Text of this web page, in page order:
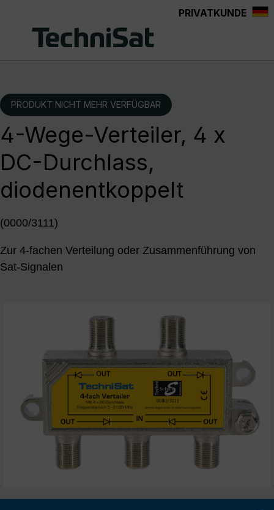
PRIVATKUNDE
PRODUKT NICHT MEHR VERFÜGBAR
4-Wege-Verteiler, 4 x
DC-Durchlass,
diodenentkoppelt
(0000/3111)
Zur 4-fachen Verteilung oder Zusammenführung von
Sat-Signalen